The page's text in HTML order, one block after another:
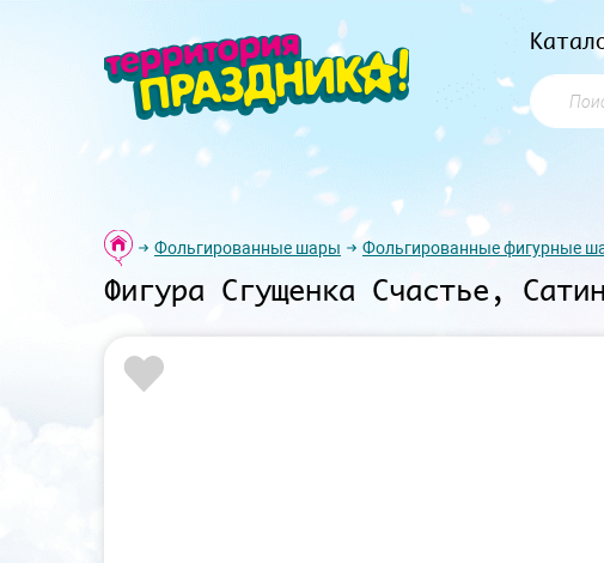
Поиск
Фольгированные шары Фольгированные фигурные
Фигура Сгущенка Счастье,